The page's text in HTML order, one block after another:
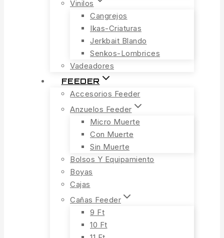
Vinilos
Cangrejos
Ikas-Criaturas
Jerkbait Blando
Senkos-Lombrices
Vadeadores
FEEDER
Accesorios Feeder
Anzuelos Feeder
Micro Muerte
Con Muerte
Sin Muerte
Bolsos Y Equipamiento
Boyas
Cajas
Cañas Feeder
9 Ft
10 Ft